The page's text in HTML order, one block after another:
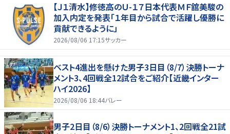
【Ｊ１清水】修徳高のＵ-１７日本代表ＭＦ舘美駿の
加入内定を発表「１年目から試合で活躍し優勝に
貢献できるように」
2026/08/06 17:15サッカー
ベスト4進出を懸けた男子3日目（8/7）決勝トーナ
メント3、4回戦全12試合をご紹介【近畿インター
ハイ2026】
2026/08/06 18:44バレー
男子2日目（8/6）決勝トーナメント1、2回戦全21試